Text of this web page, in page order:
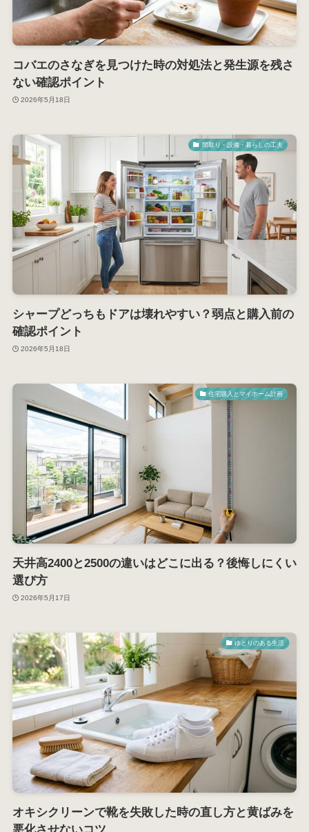
コバエのさなぎを見つけた時の対処法と発生源を残さ
ない確認ポイント
2026年5月18日
間取り・設備・暮らしの工夫
シャープどっちもドアは壊れやすい？弱点と購入前の
確認ポイント
2026年5月18日
住宅購入とマイホーム計画
天井高2400と2500の違いはどこに出る？後悔しにくい
選び方
2026年5月17日
ゆとりのある生活
オキシクリーンで靴を失敗した時の直し方と黄ばみを